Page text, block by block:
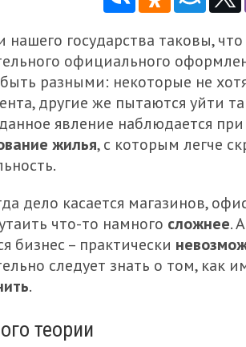
нашего государства таковы,
официального
разными: некоторые не
другие же пытаются уйти
явление наблюдается
жилья, с которым легче
дело касается магазинов,
что-то намного сложнее.
бизнес – практически
следует знать о том,
.
теории